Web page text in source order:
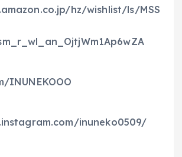
hz/wishlist/ls/MSS
INUNEKOOO
inuneko0509/